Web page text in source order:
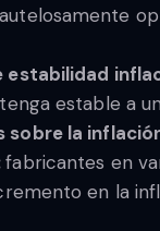
estabilidad
estable a
sobre la
fabricantes en
en la